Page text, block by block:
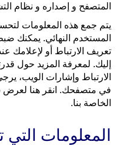
المتصفح و إصداره و نظام
يتم جمع هذه المعلومات
المستخدم النهائي.
تعريف الارتباط أو لإعلامك
إليك. لمعرفة المزيد حول
الارتباط وإشارات الويب،
في متصفحك. انقر هنا لعرض
الخاصة بنا.
المعلومات